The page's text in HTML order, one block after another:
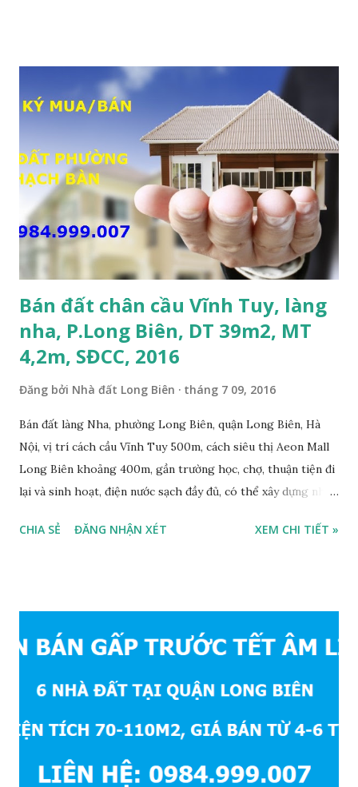
bán: 17,5 tỷ, có thương lượng với khách thiện chí mua nhanh;
THÔNG TIN TIỆN ÍCH XUNG QUANH MẢNH ĐẤT LÀM
KHO XƯỞNG TẠI PHỐ TƯ ĐÌNH CẦN BÁN: • Đất nằm trên
mặt ngõ phố Tư Đình, ngõ trước nhà rộng 8m, ngõ thông, ô
tô tránh nhau; • Cách mặt đường Cổ Linh khoảng 200m; •
Cách dự án Eco Smart City Cổ Linh khoảng 250m; • Gần dự
án khu biệt thự dự án Minh Tâm Tư Đình • Cách chân cầu
Vĩnh Tuy và siêu thị Aeon Mall Long Biên khoảng 500m; •
Khu vực đông đúc dân cư, thuận tiện đi lại và sinh hoạt; ...
Bán đất chân cầu Vĩnh Tuy, làng
nha, P.Long Biên, DT 39m2, MT
4,2m, SĐCC, 2016
Đăng bởi Nhà đất Long Biên tháng 7 09, 2016
Bán đất làng Nha, phường Long Biên, quận Long Biên, Hà
Nội, vị trí cách cầu Vĩnh Tuy 500m, cách siêu thị Aeon Mall
Long Biên khoảng 400m, gần trường học, chợ, thuận tiện đi
lại và sinh hoạt, điện nước sạch đầy đủ, có thể xây dựng nhà
đi lại và sinh hoạt, đất thổ cư, hướng Đông Nam, diện tích
CHIA SẺ ĐĂNG NHẬN XÉT XEM CHI TIẾT »